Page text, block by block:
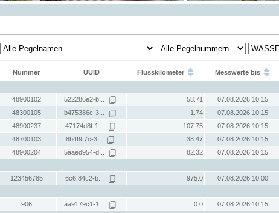
Nummer UUID Flusskilometer Messwerte bis
48900102 522286e2-b... 58.71
07.08.2026 10:15
48300105 b475386c-3... 1.74
07.08.2026 10:15
48900237 47174d8f-1... 107.75
07.08.2026 10:15
48700103 8b4f9f7c-3... 38.47
07.08.2026 10:15
48900204 5aaed954-d... 82.32
07.08.2026 10:15
123456785 6c6f84c2-b... 975.0
07.08.2026 10:00
906 aa9179c1-1... 0.0
07.08.2026 10:15